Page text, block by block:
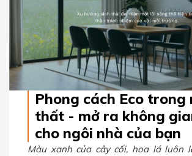
Phong cách Eco trong
thất - mở ra không
cho ngôi nhà của bạn
Màu xanh của cây cối, hoa lá luôn